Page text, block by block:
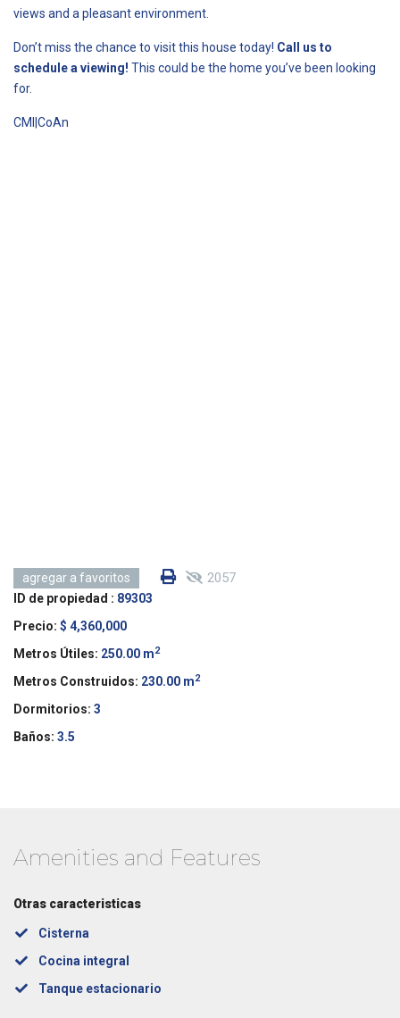
views and a pleasant environment.
Don’t miss the chance to visit this house today! Call us to
schedule a viewing! This could be the home you’ve been looking
for.
CMI|CoAn
agregar a favoritos 2057
ID de propiedad : 89303
Precio: $ 4,360,000
Metros Útiles: 250.00 m2
Metros Construidos: 230.00 m2
Dormitorios: 3
Baños: 3.5
Amenities and Features
Otras caracteristicas
Cisterna
Cocina integral
Tanque estacionario